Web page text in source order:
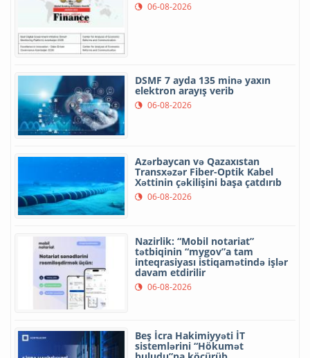
06-08-2026
DSMF 7 ayda 135 minə yaxın
elektron arayış verib
06-08-2026
Azərbaycan və Qazaxıstan
Transxəzər Fiber-Optik Kabel
Xəttinin çəkilişini başa çatdırıb
06-08-2026
Nazirlik: “Mobil notariat”
tətbiqinin “mygov”a tam
inteqrasiyası istiqamətində işlər
davam etdirilir
06-08-2026
Beş İcra Hakimiyyəti İT
sistemlərini “Hökumət